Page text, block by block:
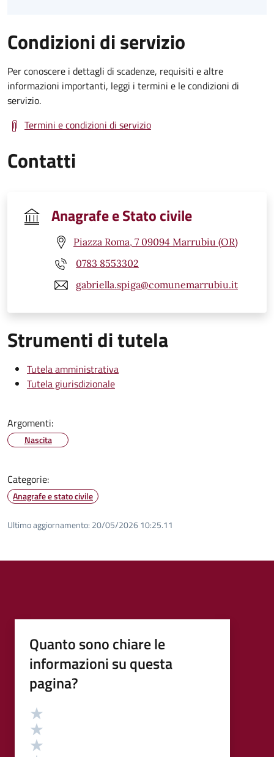
Condizioni di servizio
Per conoscere i dettagli di scadenze, requisiti e altre
informazioni importanti, leggi i termini e le condizioni di
servizio.
Termini e condizioni di servizio
Contatti
Anagrafe e Stato civile
Piazza Roma, 7 09094 Marrubiu (OR)
0783 8553302
gabriella.spiga@comunemarrubiu.it
Strumenti di tutela
Tutela amministrativa
Tutela giurisdizionale
Argomenti:
Nascita
Categorie:
Anagrafe e stato civile
Ultimo aggiornamento: 20/05/2026 10:25.11
Quanto sono chiare le
informazioni su questa
pagina?
Valutazione